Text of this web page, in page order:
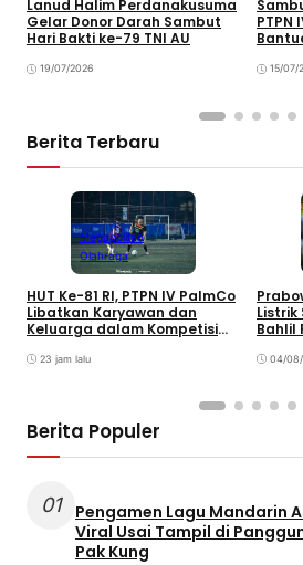
Lanud Halim Perdanakusuma
Gelar Donor Darah Sambut
Hari Bakti ke-79 TNI AU
19/07/2026
PTPN
15/07/
Berita Terbaru
Megapolitan
Olahraga
HUT Ke-81 RI, PTPN IV PalmCo
Libatkan Karyawan dan
Keluarga dalam Kompetisi
23 jam lalu
Listrik
Bahlil
04/
Berita Populer
01
Pengamen Lagu Mandarin
Viral Usai Tampil di
Pak Kung